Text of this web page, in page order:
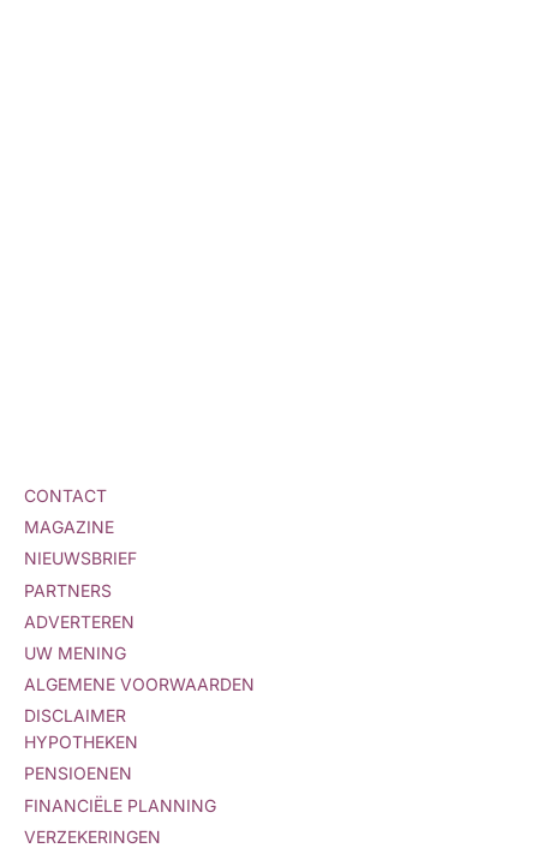
CONTACT
MAGAZINE
NIEUWSBRIEF
PARTNERS
ADVERTEREN
UW MENING
ALGEMENE VOORWAARDEN
DISCLAIMER
HYPOTHEKEN
PENSIOENEN
FINANCIËLE PLANNING
VERZEKERINGEN